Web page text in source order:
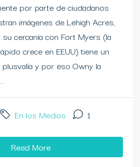
por parte de ciudadanos
imágenes de Lehigh Acres,
cercanía con Fort Myers (la
crece en EEUU) tiene un
y por eso Owny la
En los Medios 1
Read More